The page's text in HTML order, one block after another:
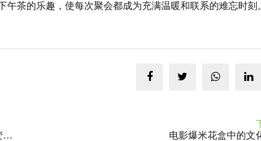
茶的乐趣，使每次聚会都成为充满温暖和联系的难忘时刻
电影爆米花盒中的文